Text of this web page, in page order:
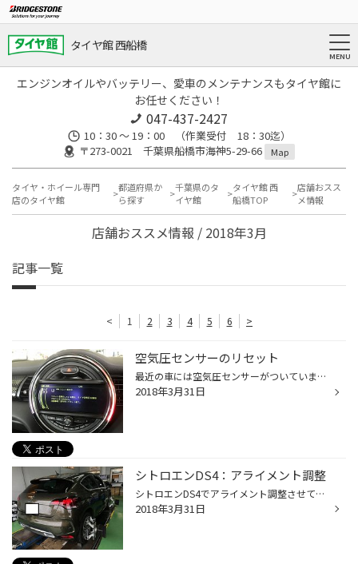
タイヤ館 西船橋
エンジンオイルやバッテリー、愛車のメンテナンスもタイヤ館に
お任せください！
047-437-2427
10：30 ～ 19：00 （作業受付 18：30迄）
〒273-0021 千葉県船橋市海神5-29-66
Map
タイヤ・ホイール専門
店のタイヤ館
都道府県か
ら探す
千葉県のタ
イヤ館
タイヤ館 西
船橋TOP
店舗おスス
メ情報
店舗おススメ情報 / 2018年3月
記事一覧
< 1 2 3 4 5 6 >
空気圧センサーのリセット
最近の車には空気圧センサーがついています。 指定空気圧より減ってくると警告等が点灯するようになっています。 タイヤ交換した際にリセットを行ないといけない場合もあります。
2018年3月31日
シトロエンDS4：アライメント調整
シトロエンDS4でアライメント調整させて頂きました。 長持ちプランに入ってらっしゃるお客様で毎年点検させていただいております。 今回もしっかり調整させて頂きました！ ありがとうございます！
2018年3月31日